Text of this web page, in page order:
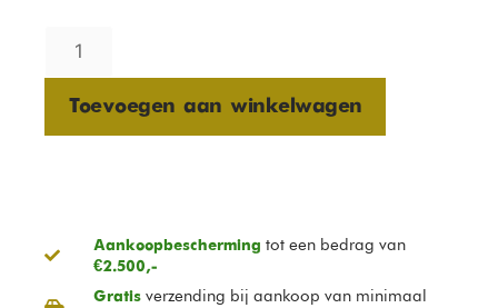
Toevoegen aan winkelwagen
Aankoopbescherming tot een bedrag van
€2.500,-
Gratisverzending bij aankoop van minimaal